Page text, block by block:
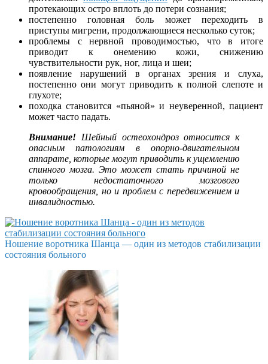
протекающих остро вплоть до потери сознания;
постепенно головная боль может переходить в
приступы мигрени, продолжающиеся несколько суток;
проблемы с нервной проводимостью, что в итоге
приводит к онемению кожи, снижению
чувствительности рук, ног, лица и шеи;
появление нарушений в органах зрения и слуха,
постепенно они могут приводить к полной слепоте и
глухоте;
походка становится «пьяной» и неуверенной, пациент
может часто падать.
Внимание! Шейный остеохондроз относится к
опасным патологиям в опорно-двигательном
аппарате, которые могут приводить к ущемлению
спинного мозга. Это может стать причиной не
только недостаточного мозгового
кровообращения, но и проблем с передвижением и
инвалидностью.
Ношение воротника Шанца — один из методов стабилизации
состояния больного